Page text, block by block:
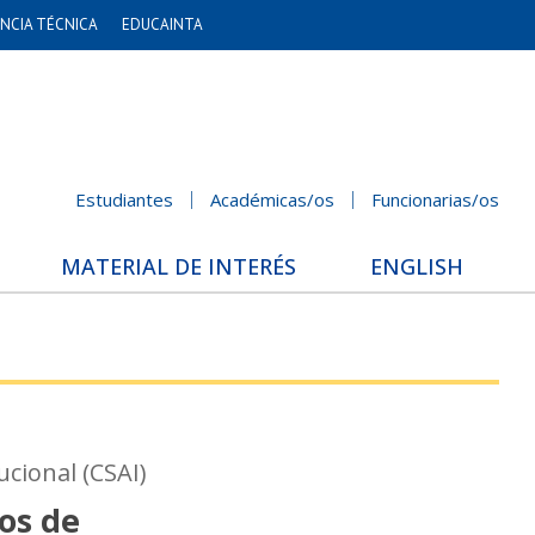
TÉCNICA EDUCAINTA
Estudiantes Académicas/os Funcionarias/os
MATERIAL DE INTERÉS ENGLISH
(CSAI)
de